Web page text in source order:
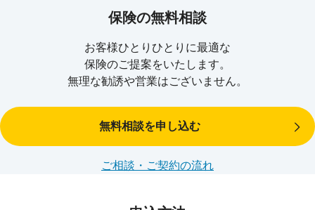
を選択することができます。
働けなくなると生活にはどのような影響があるでしょうか？
保険の無料相談
お客様ひとりひとりに最適な
保険のご提案をいたします。
無理な勧誘や営業はございません。
無料相談を申し込む
ご相談・ご契約の流れ